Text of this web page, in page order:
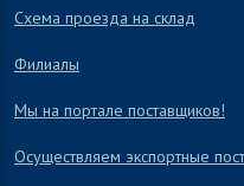
Схема проезда на склад
Филиалы
Мы на портале поставщиков!
Осуществляем экспортные